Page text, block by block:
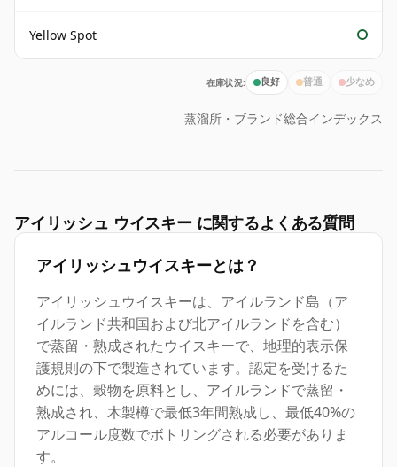
Yellow Spot
在庫状況: 良好 普通 少なめ
蒸溜所・ブランド総合インデックス
アイリッシュ ウイスキー に関するよくある質問
アイリッシュウイスキーとは？
アイリッシュウイスキーは、アイルランド島（ア
イルランド共和国および北アイルランドを含む）
で蒸留・熟成されたウイスキーで、地理的表示保
護規則の下で製造されています。認定を受けるた
めには、穀物を原料とし、アイルランドで蒸留・
熟成され、木製樽で最低3年間熟成し、最低40%の
アルコール度数でボトリングされる必要がありま
す。